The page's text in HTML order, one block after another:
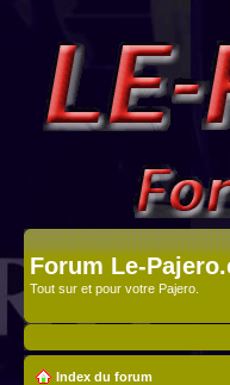
Forum Le-
Tout sur et pour votre Pajero.
Index du forum